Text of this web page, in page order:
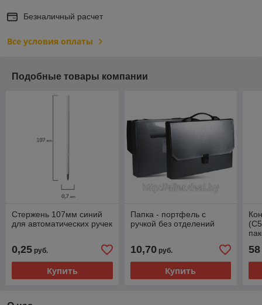
Безналичный расчет
Все условия оплаты
Подобные товары компании
Стержень 107мм синий
для автоматических ручек
0,25 руб.
Купить
Папка - портфель с
ручкой без отделений
10,70руб.
Купить
58